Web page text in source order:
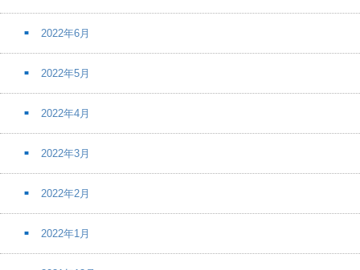
2022年6月
2022年5月
2022年4月
2022年3月
2022年2月
2022年1月